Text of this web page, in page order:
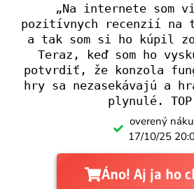
„Na internete som
pozitívnych recenzií na
a tak som si ho kúpil
Teraz, keď som ho
potvrdiť, že konzola
hry sa nezasekávajú a
plynulé.
overený
17/10/25
Áno! Aj ja ho